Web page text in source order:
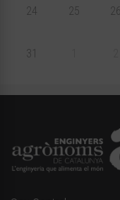
24 25 26
31